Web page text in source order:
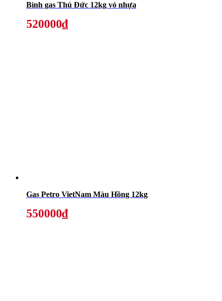
Bình gas Thủ Đức 12kg vỏ nhựa
520000₫
Gas Petro VietNam Màu Hồng 12kg
550000₫